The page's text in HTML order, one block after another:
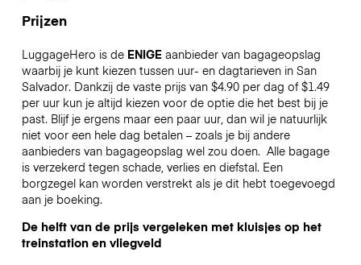
Prijzen
LuggageHero is de ENIGEaanbieder van bagageopslag
waarbij je kunt kiezen tussen uur- en dagtarieven in San
Salvador. Dankzij de vaste prijs van $4.90 per dag of $1.49
per uur kun je altijd kiezen voor de optie die het best bij je
past. Blijf je ergens maar een paar uur, dan wil je natuurlijk
niet voor een hele dag betalen – zoals je bij andere
aanbieders van bagageopslag wel zou doen. Alle bagage
is verzekerd tegen schade, verlies en diefstal. Een
borgzegel kan worden verstrekt als je dit hebt toegevoegd
aan je boeking.
De helft van de prijs vergeleken met kluisjes op het
treinstation en vliegveld